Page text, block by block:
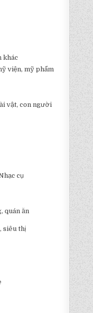
khác
viện, mỹ phẩm
vật, con người
cụ
quán ăn
siêu thị